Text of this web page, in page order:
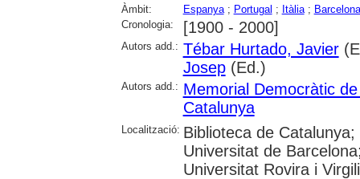
Àmbit: Espanya; Portugal ; Itàlia; Barcelona
Cronologia:
[1900 - 2000]
Autors add.: Tébar Hurtado, Javier
Josep(Ed.)
Autors add.: Memorial Democràtic
Catalunya
Localització: Biblioteca de
Universitat de
Universitat Rovira i